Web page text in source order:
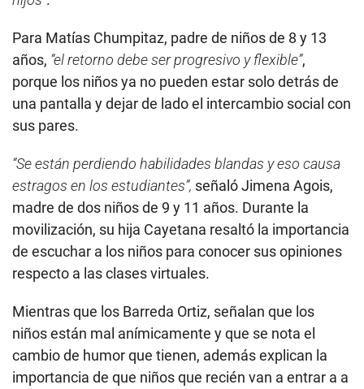
Para Matías Chumpitaz, padre de niños de 8 y 13
años, “el retorno debe ser progresivo y flexible”,
porque los niños ya no pueden estar solo detrás de
una pantalla y dejar de lado el intercambio social con
sus pares.
“Se están perdiendo habilidades blandas y eso causa
estragos en los estudiantes”, señaló Jimena Agois,
madre de dos niños de 9 y 11 años. Durante la
movilización, su hija Cayetana resaltó la importancia
de escuchar a los niños para conocer sus opiniones
respecto a las clases virtuales.
Mientras que los Barreda Ortiz, señalan que los
niños están mal anímicamente y que se nota el
cambio de humor que tienen, además explican la
importancia de que niños que recién van a entrar a a